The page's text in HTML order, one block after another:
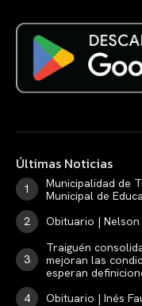
Últimas Noticias
Municipalidad de
Municipal de
Obituario | Nelson
Traiguén
mejoran las
esperan
Obituario | Inés